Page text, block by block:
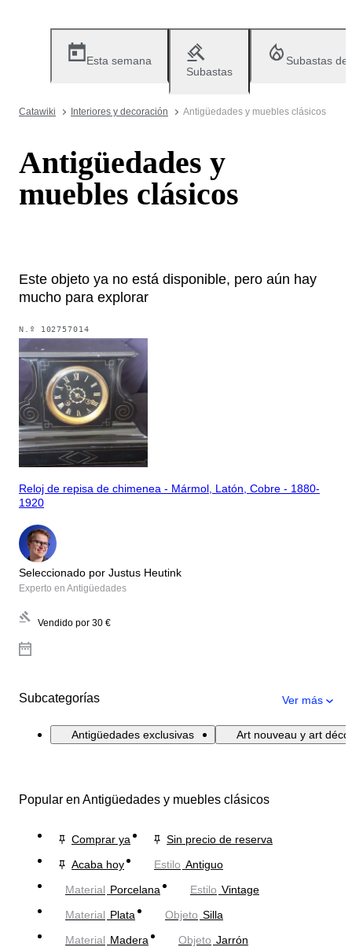
Esta semana
Subastas
Subastas
Catawiki Interiores y decoración Antigüedades y muebles clásicos
Antigüedades y
muebles clásicos
Este objeto ya no está disponible, pero aún hay
mucho para explorar
N.º 102757014
Reloj de repisa de chimenea - Mármol, Latón, Cobre - 1880-
1920
Seleccionado por Justus Heutink
Experto en Antigüedades
Vendido por 30 €
Subcategorías Ver más
Antigüedades exclusivas Art nouveau y art
Popular en Antigüedades y muebles clásicos
Comprar ya
Sin precio de reserva
Acaba hoy
Estilo Antiguo
Material Porcelana Estilo Vintage
Material Plata Objeto Silla
Material Madera Objeto Jarrón